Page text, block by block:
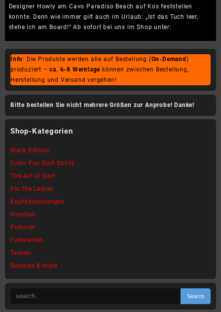
Designer Howly am Cavo Paradiso Beach auf Kos feststellen
konnte. Denn wie immer gilt auch im Urlaub: „Ist das Tuch leer,
stehe ich am Board!“ Ab sofort bei uns im Shop unter:
Info: Die Produkte werden alle auf Bestellung (On-Demand )
produziert –ca. 6-8 Werktage können zwischen Bestellung,
Herstellung und Versand vergehen!
Bitte bestellen Sie nicht mehrere Größen zur Anprobe! Danke!
Shop-Kategorien
Black Edition
Color Fun Dart Shirts
The Art of Dart
For the Ladies
Kopfbedeckungen
Hoodies
Pullover
Fußmatten
Tassen
Goodies & more